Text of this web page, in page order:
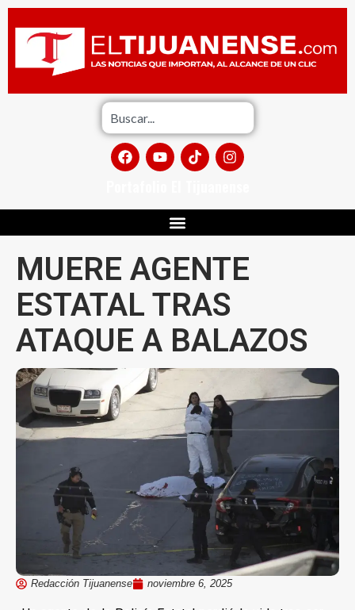
MUERE AGENTE
ESTATAL TRAS
ATAQUE A BALAZOS
Redacción Tijuanense noviembre 6, 2025